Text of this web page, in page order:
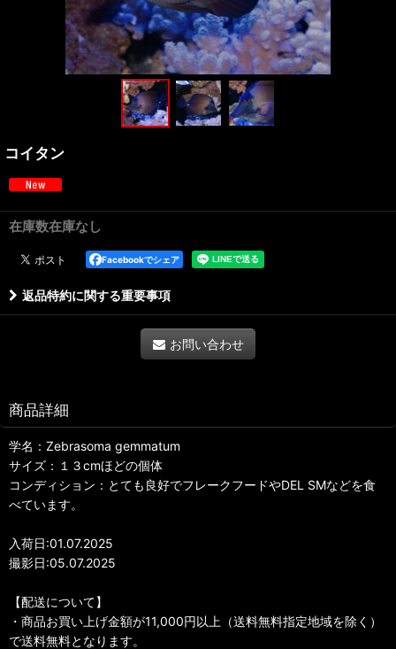
コイタン
在庫数在庫なし
Facebookでシェア
返品特約に関する重要事項
お問い合わせ
商品詳細
学名：Zebrasoma gemmatum
サイズ：１３cmほどの個体
コンディション：とても良好でフレークフードやDEL SMなどを食
べています。
入荷日:01.07.2025
撮影日:05.07.2025
【配送について】
・商品お買い上げ金額が11,000円以上（送料無料指定地域を除く）
で送料無料となります。